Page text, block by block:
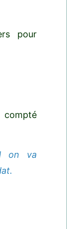
pour
on va